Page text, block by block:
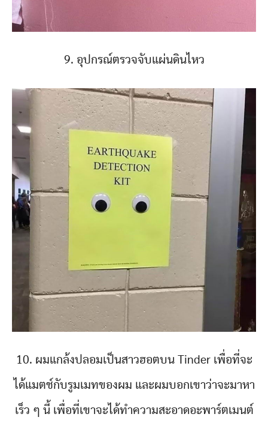
9. อุปกรณ์ตรวจจับแผ่นดินไหว
10. ผมแกล้งปลอมเป็นสาวฮอตบน Tinder เพื่อที่จะ
ได้แมตช์กับรูมเมทของผม และผมบอกเขาว่าจะมาหา
เร็ว ๆ นี้ เพื่อที่เขาจะได้ทำความสะอาดอะพาร์ตเมนต์